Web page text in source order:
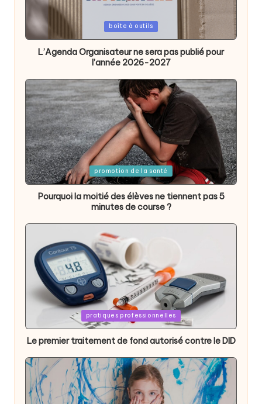
Posted
in
boîte à outils
L’Agenda Organisateur ne sera pas publié pour
l’année 2026-2027
Posted
in
promotion de la santé
Pourquoi la moitié des élèves ne tiennent pas 5
minutes de course ?
in
pratiques professionnelles
Le premier traitement de fond autorisé contre le DID